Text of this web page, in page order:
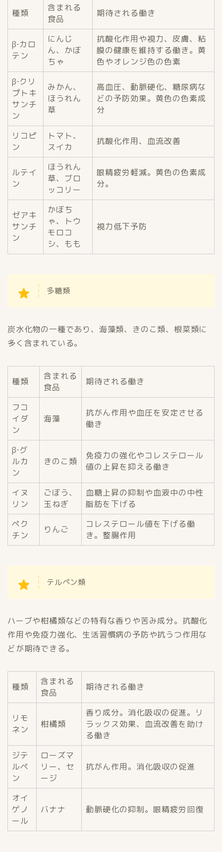
種類
含まれる
食品
期待される働き
β‐カロ
テン
にんじ
ん、かぼ
ちゃ
抗酸化作用や視力、皮膚、粘
膜の健康を維持する働き。黄
色やオレンジ色の色素
β‐クリ
プトキ
サンチ
ン
みかん、
ほうれん
草
高血圧、動脈硬化、糖尿病な
どの予防効果。黄色の色素成
分
リコピ
ン
トマト、
スイカ
抗酸化作用、血流改善
ルテイ
ン
ほうれん
草、ブロ
ッコリー
眼精疲労軽減。黄色の色素成
分。
ゼアキ
サンチ
ン
かぼち
ゃ、トウ
モロコ
シ、もも
視力低下予防
多糖類
炭水化物の一種であり、海藻類、きのこ類、根菜類に
多く含まれている。
種類
含まれる
食品
期待される働き
フコ
イダ
ン
海藻
抗がん作用や血圧を安定させる
働き
β‐グ
ルカ
ン
きのこ類
免疫力の強化やコレステロール
値の上昇を抑える働き
イヌ
リン
ごぼう、
玉ねぎ
血糖上昇の抑制や血液中の中性
脂肪を下げる
ペク
チン
りんご
コレステロール値を下げる働
き。整腸作用
テルペン類
ハーブや柑橘類などの特有な香りや苦み成分。抗酸化
作用や免疫力強化、生活習慣病の予防や抗うつ作用な
どが期待できる。
種類
含まれる
食品
期待される働き
リモ
ネン
柑橘類
香り成分。消化吸収の促進。リ
ラックス効果、血流改善を助け
る働き
ジテ
ルペ
ン
ローズマ
リー、セ
ージ
抗がん作用。消化吸収の促進
オイ
ゲノ
ール
バナナ 動脈硬化の抑制。眼精疲労回復